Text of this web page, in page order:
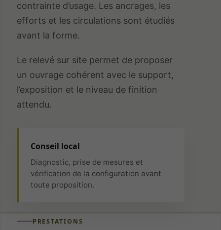
contrainte d’usage. Les ancrages, les
efforts et les circulations sont étudiés
avant la forme.
Le relevé sur site permet de proposer
un ouvrage cohérent avec le support,
l’exposition et le niveau de finition
attendu.
Conseil local
Diagnostic, prise de mesures et
vérification de la configuration avant
toute proposition.
PRESTATIONS